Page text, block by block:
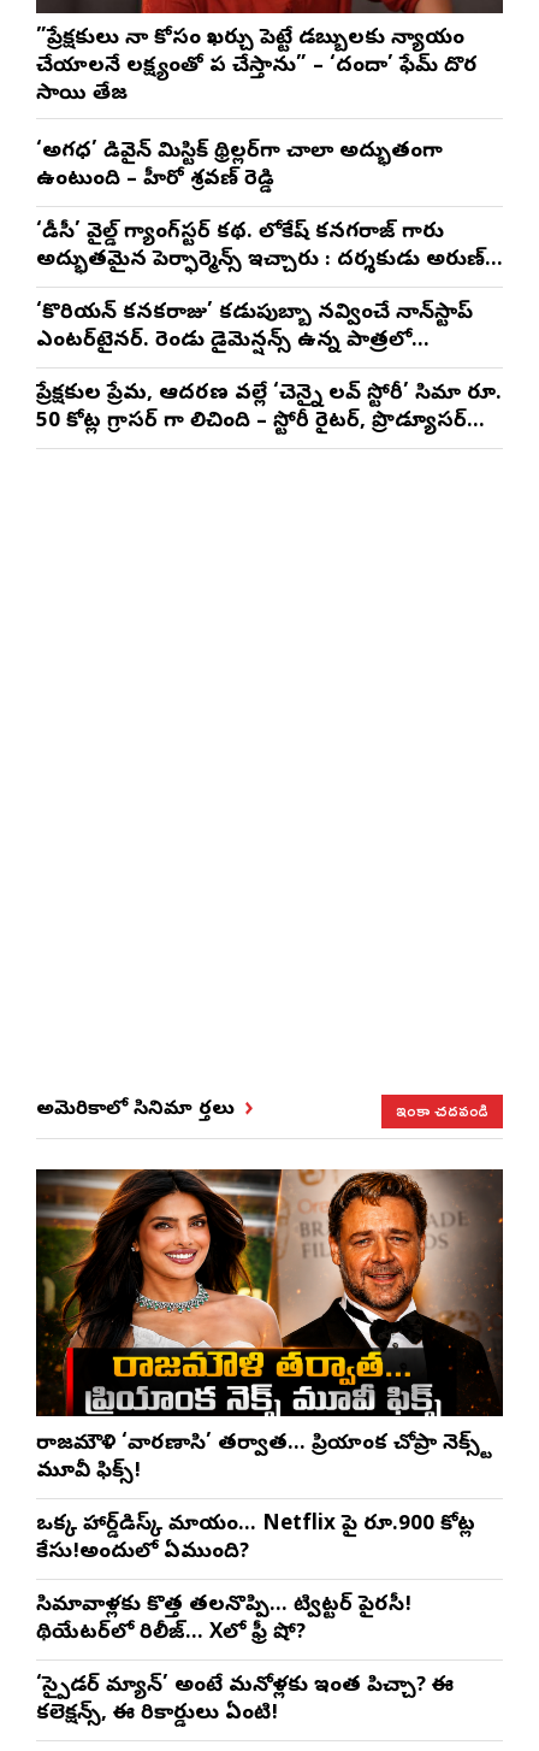
”ప్రేక్షకులు నా కోసం ఖర్చు పెట్టే డబ్బులకు న్యాయం
చేయాలనే లక్ష్యంతో పని చేస్తాను” – ‘దందా’ ఫేమ్ దొర
సాయి తేజ
‘అగధ’ డివైన్ మిస్టిక్ థ్రిల్లర్‌గా చాలా అద్భుతంగా
ఉంటుంది – హీరో శ్రవణ్ రెడ్డి
‘డీసీ’ వైల్డ్ గ్యాంగ్‌స్టర్ కథ. లోకేష్ కనగరాజ్ గారు
అద్భుతమైన పెర్ఫార్మెన్స్ ఇచ్చారు : దర్శకుడు అరుణ్
మాథేశ్వరన్
‘కొరియన్ కనకరాజు’ కడుపుబ్బా నవ్వించే నాన్‌స్టాప్
ఎంటర్‌టైనర్. రెండు డైమెన్షన్స్ ఉన్న పాత్రలో
నటించడం చాలా సంతృప్తినిచ్చింది : వరుణ్ తేజ్
ప్రేక్షకుల ప్రేమ, ఆదరణ వల్లే ‘చెన్నై లవ్ స్టోరీ’ సినిమా రూ.
50 కోట్ల గ్రాసర్ గా నిలిచింది – స్టోరీ రైటర్, ప్రొడ్యూసర్
సాయి రాజేష్
అమెరికాలో సినిమా వార్తలు ఇంకా చదవండి
రాజమౌళి ‘వారణాసి’ తర్వాత… ప్రియాంక చోప్రా నెక్స్ట్
మూవీ ఫిక్స్!
ఒక్క హార్డ్‌డిస్క్ మాయం… Netflix పై రూ.900 కోట్ల
కేసు!అందులో ఏముంది?
సినిమావాళ్లకు కొత్త తలనొప్పి… ట్విట్టర్ పైరసీ!
థియేటర్‌లో రిలీజ్… Xలో ఫ్రీ షో?
‘స్పైడర్ మ్యాన్’ అంటే మనోళ్లకు ఇంత పిచ్చా? ఈ
కలెక్షన్స్, ఈ రికార్డులు ఏంటి!